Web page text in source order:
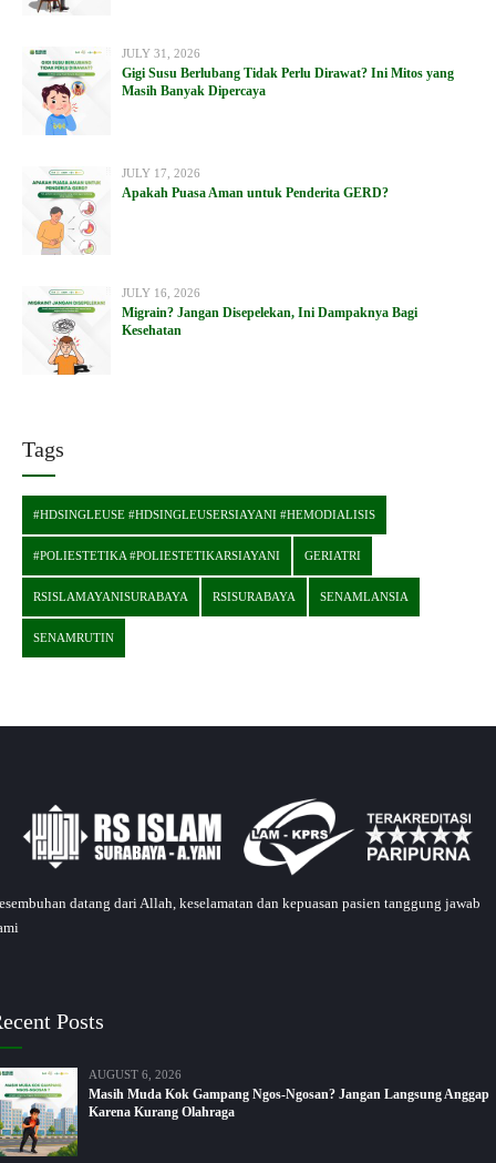
JULY 31, 2026
Gigi Susu Berlubang Tidak Perlu Dirawat? Ini Mitos yang
Masih Banyak Dipercaya
JULY 17, 2026
Apakah Puasa Aman untuk Penderita GERD?
JULY 16, 2026
Migrain? Jangan Disepelekan, Ini Dampaknya Bagi
Kesehatan
Tags
#HDSINGLEUSE #HDSINGLEUSERSIAYANI #HEMODIALISIS
#POLIESTETIKA #POLIESTETIKARSIAYANI GERIATRI
RSISLAMAYANISURABAYA RSISURABAYA SENAMLANSIA
SENAMRUTIN
datang dari Allah, keselamatan dan kepuasan pasien tanggung jawab
Posts
AUGUST 6, 2026
Masih Muda Kok Gampang Ngos-Ngosan? Jangan Langsung Anggap
Karena Kurang Olahraga